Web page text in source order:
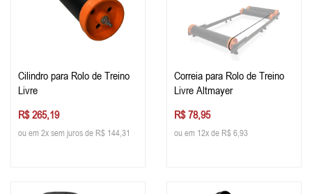
Cilindro para Rolo de Treino
Livre
R$ 265,19
ou em 2x sem juros de R$ 144,31
Correia para Rolo de Treino
Livre Altmayer
R$ 78,95
ou em 12x de R$ 6,93